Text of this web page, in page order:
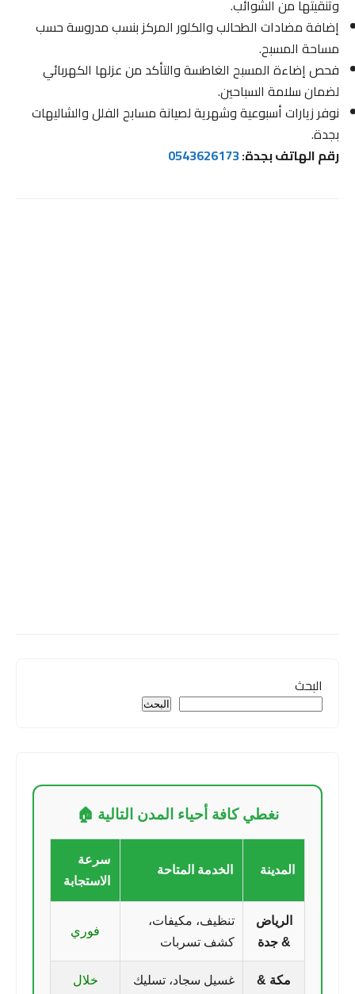
وتنقيتها من الشوائب.
إضافة مضادات الطحالب والكلور المركز بنسب مدروسة حسب
مساحة المسبح.
فحص إضاءة المسبح الغاطسة والتأكد من عزلها الكهربائي
لضمان سلامة السباحين.
نوفر زيارات أسبوعية وشهرية لصيانة مسابح الفلل والشاليهات
بجدة.
رقم الهاتف بجدة:0543626173
البحث
البحث
نغطي كافة أحياء المدن التالية 🏠
المدينة الخدمة المتاحة
سرعة
الاستجابة
الرياض
& جدة
تنظيف، مكيفات،
كشف تسربات
فوري
مكة &
غسيل سجاد، تسليك
خلال